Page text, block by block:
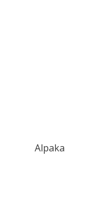
Alpaka